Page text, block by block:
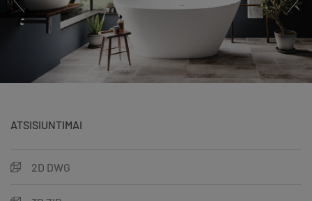
ATSISIUNTIMAI
2D DWG